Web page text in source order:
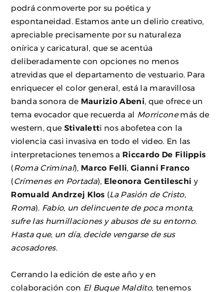
podrá conmoverte por su poética y
espontaneidad. Estamos ante un delirio creativo,
apreciable precisamente por su naturaleza
onírica y caricatural, que se acentúa
deliberadamente con opciones no menos
atrevidas que el departamento de vestuario. Para
enriquecer el color general, está la maravillosa
banda sonora de Maurizio Abeni, que ofrece un
tema evocador que recuerda al Morriconemás de
western, que Stivaletti nos abofetea con la
violencia casi invasiva en todo el video. En las
interpretaciones tenemos a Riccardo De Filippis
(Roma Criminal), Marco Felli,Gianni Franco
(Crímenes en Portada), Eleonora Gentileschi y
Romuald Andrzej Klos (La Pasión de Cristo,
Roma). Fabio, un delincuente de poca monta,
sufre las humillaciones y abusos de su entorno.
Hasta que, un día, decide vengarse de sus
acosadores.
Cerrando la edición de este año y en
colaboración con El Buque Maldito, tenemos